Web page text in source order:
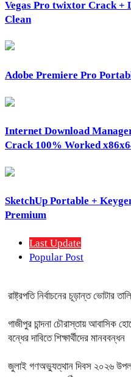
Vegas Pro twixtor Crack +
Clean
Adobe Premiere Pro
Internet Download
Crack 100% Worked
SketchUp Portable +
Premium
Last Update
Popular Post
রাষ্ট্রপতি নির্বাচনের চূড়ান্ত ভোটার
গাজীপুর চান্দনা চৌরাস্তায় আবাসিক
বন্ধের দাবিতে শিক্ষার্থীদের মানববন্ধন
জুলাই গণঅভ্যুত্থান দিবস ২০২৬